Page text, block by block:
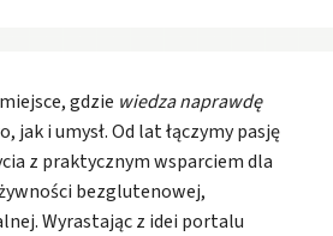
gdzie wiedza naprawdę
jak i umysł. Od lat łączymy pasję
z praktycznym wsparciem dla
bezglutenowej,
Wyrastając z idei portalu